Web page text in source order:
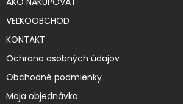
VEĽKOOBCHOD
KONTAKT
Ochrana osobných údajov
Obchodné podmienky
Moja objednávka